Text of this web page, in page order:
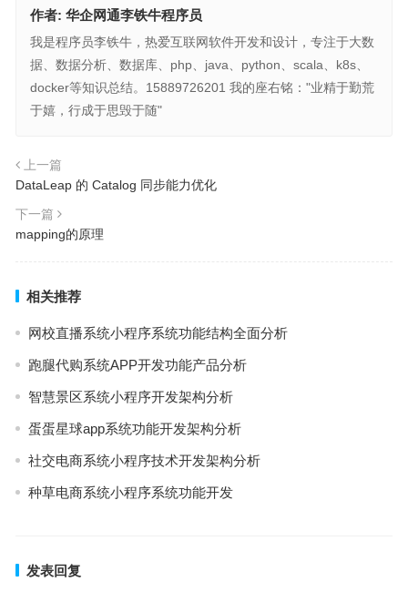
作者: 华企网通李铁牛程序员
我是程序员李铁牛，热爱互联网软件开发和设计，专注于大数
据、数据分析、数据库、php、java、python、scala、k8s、
docker等知识总结。15889726201 我的座右铭："业精于勤荒
于嬉，行成于思毁于随"
上一篇
DataLeap 的 Catalog 同步能力优化
下一篇
mapping的原理
相关推荐
网校直播系统小程序系统功能结构全面分析
跑腿代购系统APP开发功能产品分析
智慧景区系统小程序开发架构分析
蛋蛋星球app系统功能开发架构分析
社交电商系统小程序技术开发架构分析
种草电商系统小程序系统功能开发
发表回复